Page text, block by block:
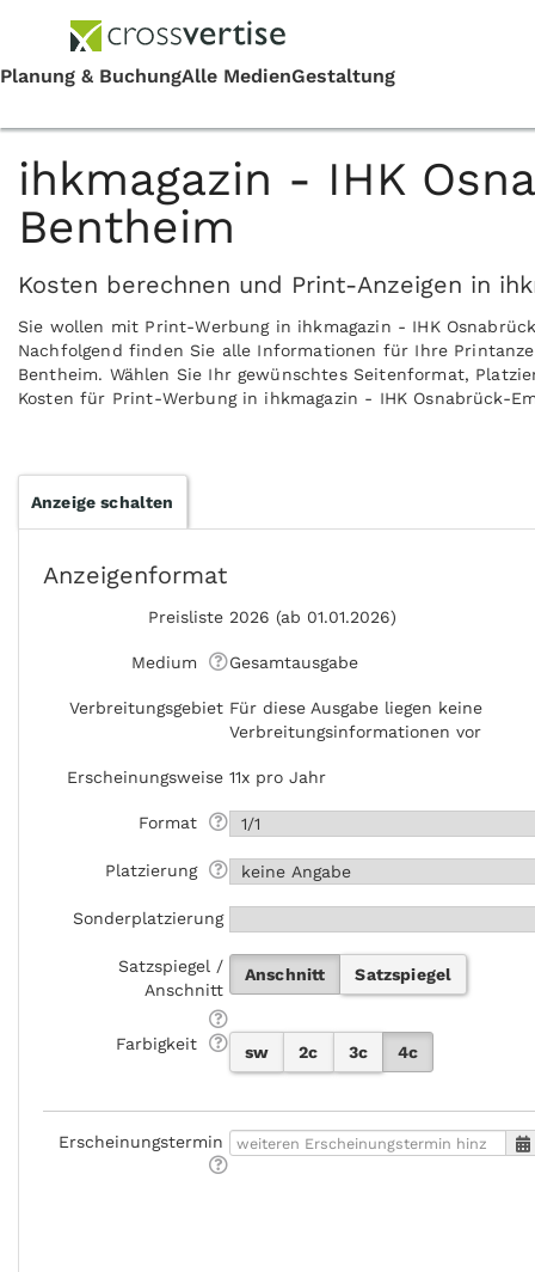
ihkmagazin - IHK
Bentheim
Kosten berechnen und Print-Anzeigen in
Sie wollen mit Print-Werbung in ihkmagazin - IHK
Nachfolgend finden Sie alle Informationen für Ihre
Bentheim. Wählen Sie Ihr gewünschtes Seitenformat,
Kosten für Print-Werbung in ihkmagazin - IHK Osnabrück-
Anzeige schalten
Anzeigenformat
Preisliste 2026 (ab 01.01.2026)
Medium Gesamtausgabe
Verbreitungsgebiet Für diese Ausgabe liegen keine
Verbreitungsinformationen vor
Erscheinungsweise 11x pro Jahr
Format
Platzierung
Sonderplatzierung
Satzspiegel /
Anschnitt
Anschnitt Satzspiegel
Farbigkeit sw 2c 3c 4c
Erscheinungstermin